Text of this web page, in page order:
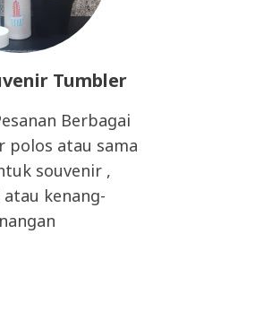
Tumbler
Berbagai
polos atau sama
souvenir ,
kenang-